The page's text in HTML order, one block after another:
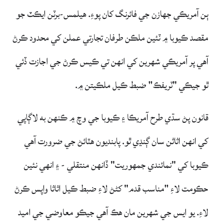
ٻن آمريڪي جهازن جي فائرنگ کان پوءِ. هيلمس-برٽن ايڪٽ جو
مقصد ڪيوبا ۾ ٽئين ملڪن طرفان تجارتي عملن کي محدود ڪرڻ
آهي پر آمريڪي شهرين کي انهن تي ڪيس ڪرڻ جي اجازت ڏئي
ٿو جيڪي "ٽريفڪ" ضبط ڪيل ملڪيتن ۾.
قانون پڻ سڌي طرح آمريڪا ۽ ڪيوبا جي وچ ۾ ڪنهن به لاڳاپي
کي انهن اثاثن سان ڳنڍي ٿو. پابنديون هٽائڻ جي ضرورت آهي
ڪيوبا کي "نمائندي جمهوريت" ڏانهن منتقلي - ۽ انهي نئين
حڪومت لاءِ "مناسب قدم" کڻڻ لاءِ ضبط ڪيل اثاثا واپس ڪرڻ
لاءِ. يو ايس جي شهرين مان هڪ آهي جيڪو معاوضي جي اميد